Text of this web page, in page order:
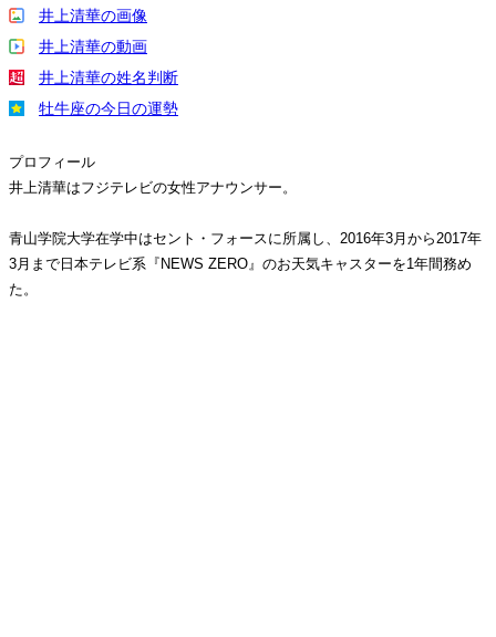
井上清華の画像
井上清華の動画
井上清華の姓名判断
牡牛座の今日の運勢
プロフィール
井上清華はフジテレビの女性アナウンサー。
青山学院大学在学中はセント・フォースに所属し、2016年3月から2017年
3月まで日本テレビ系『NEWS ZERO』のお天気キャスターを1年間務め
た。